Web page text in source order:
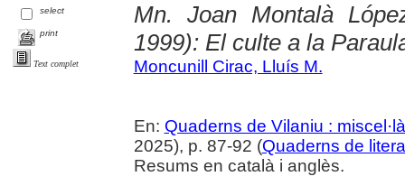
select
print
Text complet
Mn. Joan Montalà
1999): El culte a la
Moncunill Cirac, Lluís M.
En: Quaderns de Vilaniu :
2025), p. 87-92 (Quaderns de
Resums en català i anglès.